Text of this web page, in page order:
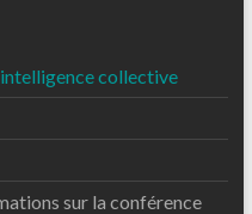
collective
sur la conférence